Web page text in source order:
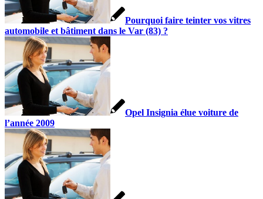
Pourquoi faire teinter vos vitres
automobile et bâtiment dans le Var (83) ?
Opel Insignia élue voiture de
l’année 2009